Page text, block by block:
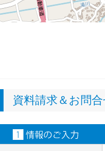
資料請求＆お問合